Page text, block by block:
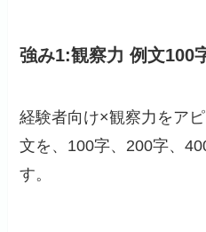
強み1:観察力 例文100
経験者向け×観察力をア
文を、100字、200字、
す。